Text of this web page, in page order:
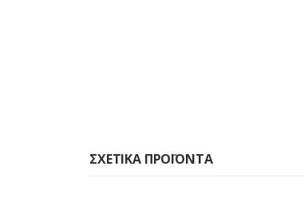
ΣΧΕΤΙΚΆ ΠΡΟΪΌΝΤΑ